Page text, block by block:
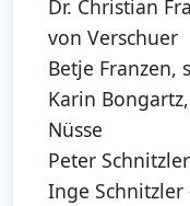
Dr. Christian
von Verschuer
Betje Franzen,
Karin
Nüsse
Peter
Inge Schnitzler